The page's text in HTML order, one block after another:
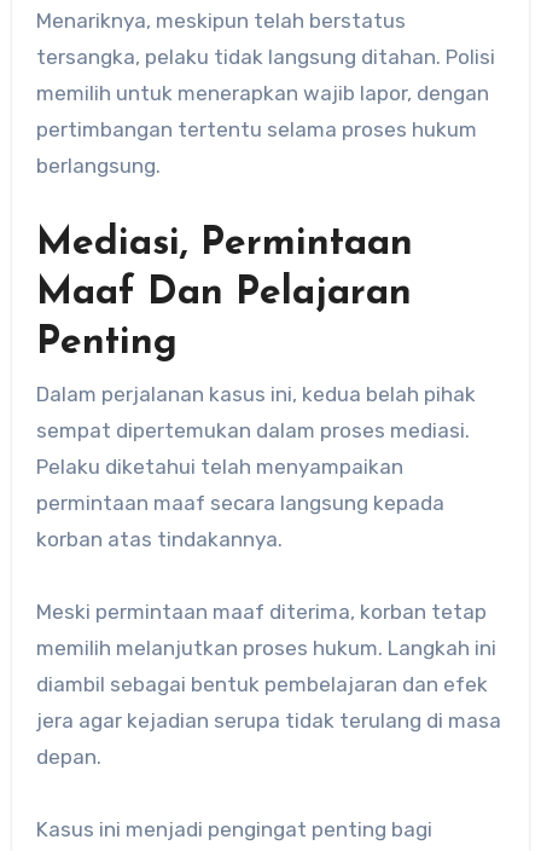
Menariknya, meskipun telah berstatus
tersangka, pelaku tidak langsung ditahan. Polisi
memilih untuk menerapkan wajib lapor, dengan
pertimbangan tertentu selama proses hukum
berlangsung.
Mediasi, Permintaan
Maaf Dan Pelajaran
Penting
Dalam perjalanan kasus ini, kedua belah pihak
sempat dipertemukan dalam proses mediasi.
Pelaku diketahui telah menyampaikan
permintaan maaf secara langsung kepada
korban atas tindakannya.
Meski permintaan maaf diterima, korban tetap
memilih melanjutkan proses hukum. Langkah ini
diambil sebagai bentuk pembelajaran dan efek
jera agar kejadian serupa tidak terulang di masa
depan.
Kasus ini menjadi pengingat penting bagi